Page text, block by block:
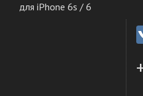
для iPhone 6s / 6